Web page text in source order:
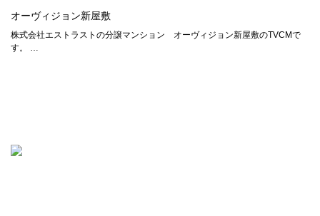
オーヴィジョン新屋敷
株式会社エストラストの分譲マンション オーヴィジョン新屋敷のTVCMで
す。 …